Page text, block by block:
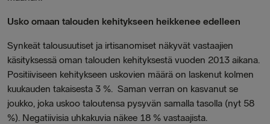
Usko omaan talouden kehitykseen heikkenee edelleen
Synkeät talousuutiset ja irtisanomiset näkyvät vastaajien
käsityksessä oman talouden kehityksestä vuoden 2013 aikana.
Positiiviseen kehitykseen uskovien määrä on laskenut kolmen
kuukauden takaisesta 3 %. Saman verran on kasvanut se
joukko, joka uskoo taloutensa pysyvän samalla tasolla (nyt 58
%). Negatiivisia uhkakuvia näkee 18 % vastaajista.